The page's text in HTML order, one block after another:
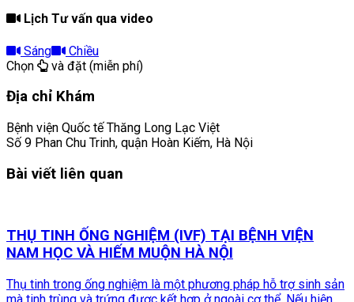
Lịch Tư vấn qua video
Sáng
Chiều
Chọn
và đặt (miễn phí)
Địa chỉ Khám
Bệnh viện Quốc tế Thăng Long Lạc Việt
Số 9 Phan Chu Trinh, quận Hoàn Kiếm, Hà Nội
Bài viết liên quan
THỤ TINH ỐNG NGHIỆM (IVF) TẠI BỆNH VIỆN
NAM HỌC VÀ HIẾM MUỘN HÀ NỘI
Thụ tinh trong ống nghiệm là một phương pháp hỗ trợ sinh sản